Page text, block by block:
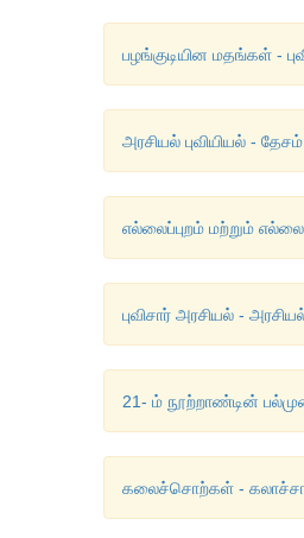
பழங்குடியின மதங்கள் -
அரசியல் புவியியல் - தேசம்
எல்லைப்புறம் மற்றும்
புவிசார் அரசியல் -
21- ம் நூற்றாண்டின்
கலைச்சொற்கள் - கலாச்சார